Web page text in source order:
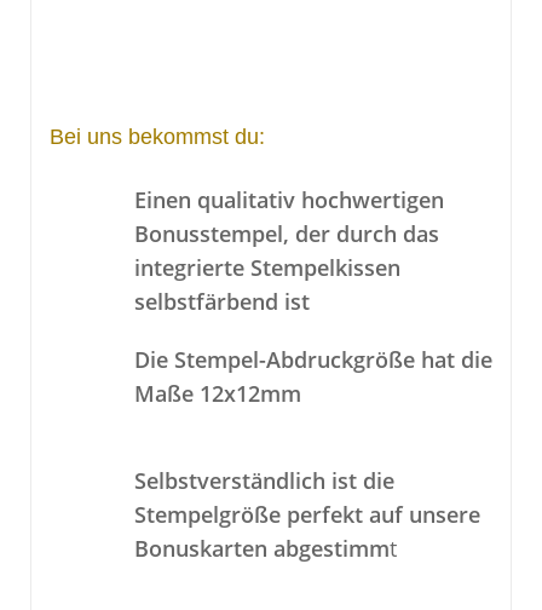
Bei uns bekommst du:
Einen qualitativ hochwertigen
Bonusstempel, der durch das
integrierte Stempelkissen
selbstfärbend ist
Die Stempel-Abdruckgröße hat die
Maße 12x12mm
Selbstverständlich ist die
Stempelgröße perfekt auf unsere
Bonuskarten abgestimmt